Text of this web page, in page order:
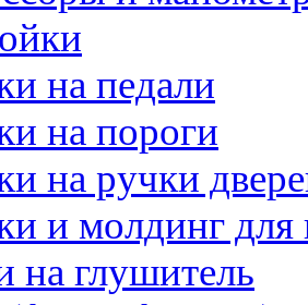
на педали
на пороги
на ручки
и молдинг для
на глушитель